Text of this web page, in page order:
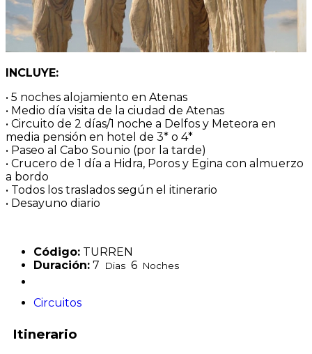
INCLUYE:
• 5 noches alojamiento en Atenas
• Medio día visita de la ciudad de Atenas
• Circuito de 2 días/1 noche a Delfos y Meteora en
media pensión en hotel de 3* o 4*
• Paseo al Cabo Sounio (por la tarde)
• Crucero de 1 día a Hidra, Poros y Egina con almuerzo
a bordo
• Todos los traslados según el itinerario
• Desayuno diario
Código: TURREN
Duración: 7 Dias 6 Noches
Circuitos
Itinerario